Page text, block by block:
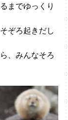
までゆっくり
ぞろ起きだし
、みんなそろ